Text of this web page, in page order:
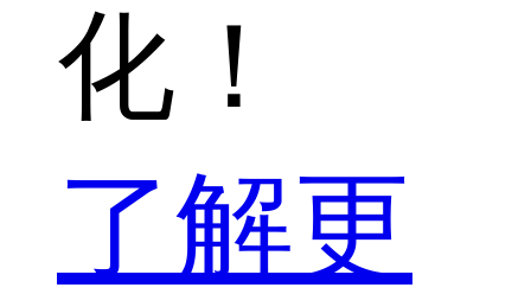
化！
了解更